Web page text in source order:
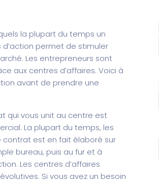
la plupart du temps un
permet de stimuler
Les entrepreneurs sont
aux centres d’affaires. Voici à
avant de prendre une
qui vous unit au centre est
La plupart du temps, les
contrat est en fait élaboré sur
bureau, puis au fur et à
Les centres d’affaires
Si vous avez un besoin